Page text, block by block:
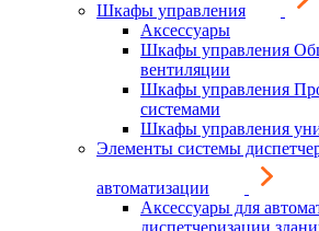
Шкафы управления
Аксессуары
Шкафы управления
вентиляции
Шкафы управления
системами
Шкафы управления
Элементы системы
автоматизации
Аксессуары для
диспетчеризации